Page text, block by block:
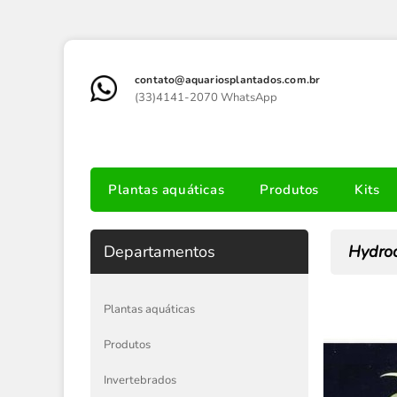
contato@aquariosplantados.com.br
(33)4141-2070 WhatsApp
Plantas aquáticas Produtos Kits
Departamentos
Plantas aquáticas
Produtos
Invertebrados